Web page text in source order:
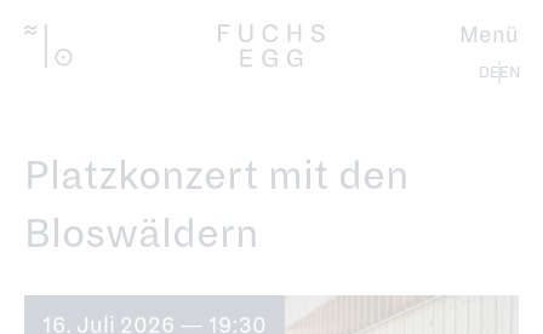
Inhalt
Menü
Platzkonzert mit den
Bloswäldern
16. Juli 2026 — 19:30